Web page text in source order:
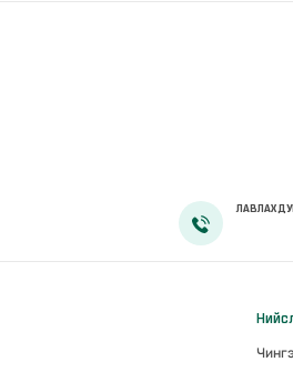
ЛАВЛАХ